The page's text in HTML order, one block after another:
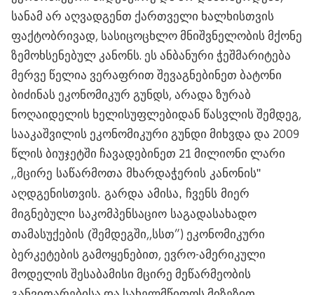
სანამ არ აღვადგენთ ქართველი ხალხისთვის
ფაქტობრივად, სასიცოცხლო მნიშვნელობის მქონე
ზემოხსენებულ კანონს. ეს ანბანური ჭეშმარიტება
მერვე წელია ვერაფრით შევაგნებინეთ ბატონი
ბიძინას ეკონომიკურ გუნდს, არადა ზურაბ
ნოღაიდელის ხელისუფლებიდან წასვლის შემდეგ,
სააკაშვილის ეკონომიკური გუნდი მიხვდა და 2009
წლის ბიუჯეტში ჩავადებინეთ 21 მილიონი ლარი
,,მცირე საწარმოთა მხარდაჭერის კანონის"
აღდგენისთვის. გარდა ამისა, ჩვენს მიერ
მიგნებული საკომპენსაციო საგადასახადო
თამასუქების (შემდეგში,,სსთ”) ეკონომიკური
ბერკეტების გამოყენებით, ევრო-ამერიკული
მოდელის შესაბამისი მცირე მეწარმეობის